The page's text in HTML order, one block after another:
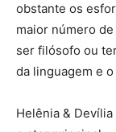
obstante os
maior número
ser filósofo ou
da linguagem e
Helênia &